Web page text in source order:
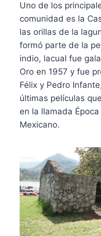
Uno de los
comunidad es la
las orillas de la
formó parte de la
indio, lacual fue
Oro en 1957 y fue
Félix y Pedro Infante
últimas películas
en la llamada
Mexicano.